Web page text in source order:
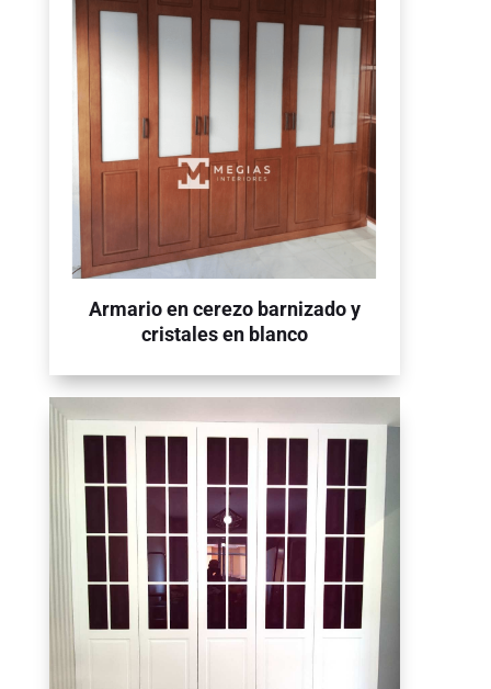
Armario en cerezo barnizado y
cristales en blanco